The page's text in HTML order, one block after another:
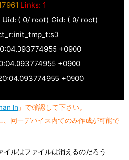
Links: 1
( 0/ root) Gid: ( 0/ root)
+0900
+0900
+0900
ln 」で確認して下さい。
同一デバイス内でのみ作成が可能で
イルはファイルは消えるのだろう